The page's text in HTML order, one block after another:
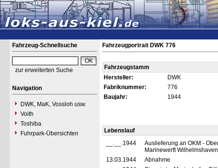
Fahrzeug-Schnellsuche
zur erweiterten Suche
Navigation
DWK, MaK, Vossloh usw.
Voith
Toshiba
Fuhrpark-Übersichten
Fahrzeugportrait DWK 776
Fahrzeugstamm
Hersteller:
DWK
Fabriknummer:
776
Baujahr:
1944
Lebenslauf
__.__.1944
Auslieferung an OKM -
Marinewerft
13.03.1944
Abnahme